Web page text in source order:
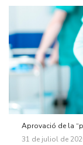
Aprovació de la
31 de juliol de